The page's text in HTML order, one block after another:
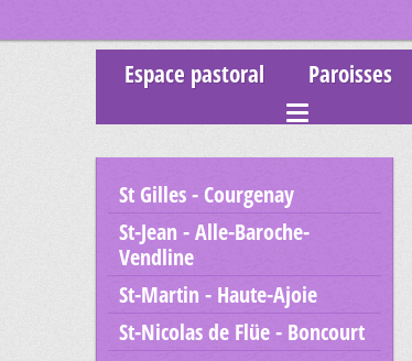
Espace pastoral Paroisses
St Gilles - Courgenay
St-Jean - Alle-Baroche-
Vendline
St-Martin - Haute-Ajoie
St-Nicolas de Flüe - Boncourt